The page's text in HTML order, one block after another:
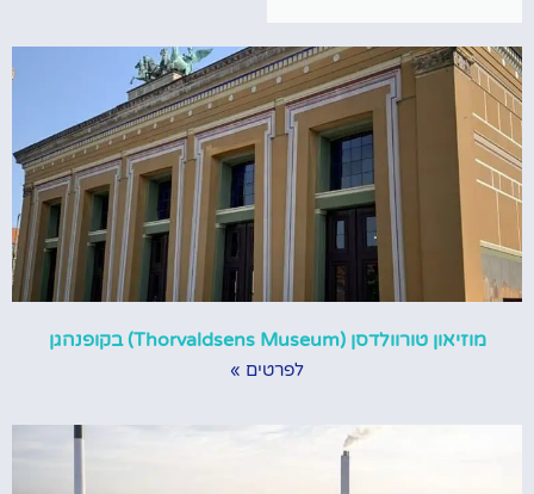
מוזיאון טורוולדסן (Thorvaldsens Museum) בקופנהגן
לפרטים »